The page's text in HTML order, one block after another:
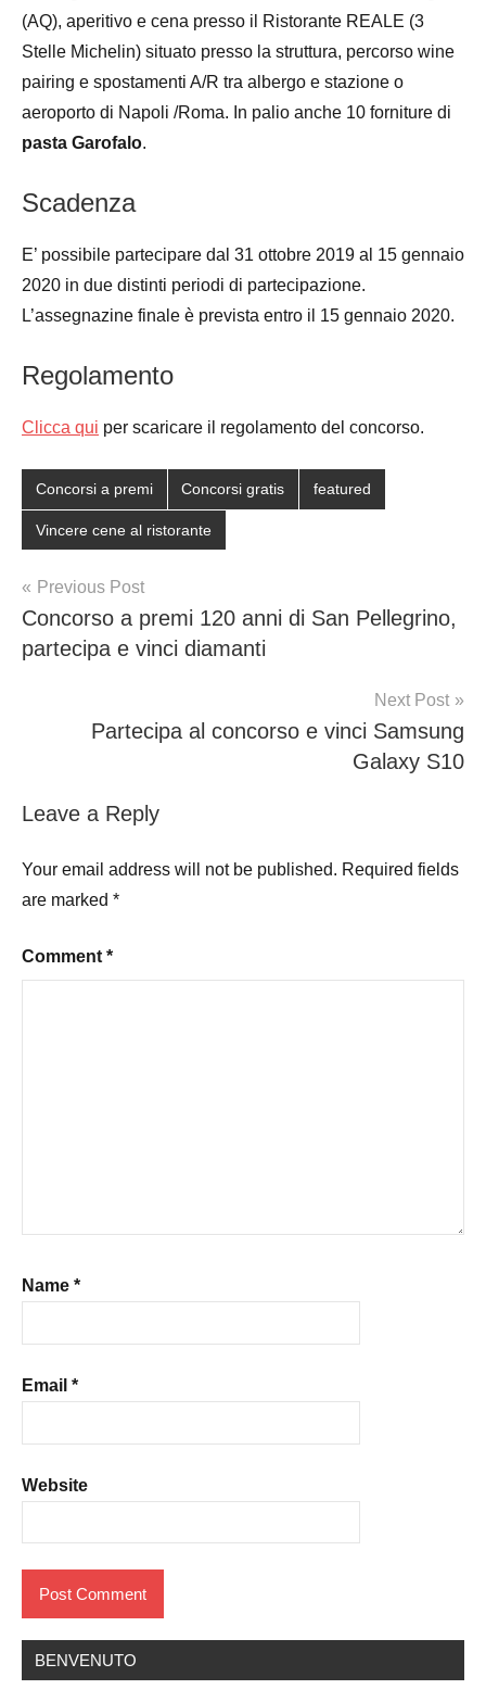
(AQ), aperitivo e cena presso il Ristorante REALE (3
Stelle Michelin) situato presso la struttura, percorso wine
pairing e spostamenti A/R tra albergo e stazione o
aeroporto di Napoli /Roma. In palio anche 10 forniture di
pasta Garofalo.
Scadenza
E’ possibile partecipare dal 31 ottobre 2019 al 15 gennaio
2020 in due distinti periodi di partecipazione.
L’assegnazine finale è prevista entro il 15 gennaio 2020.
Regolamento
Clicca qui per scaricare il regolamento del concorso.
Concorsi a premi Concorsi gratis featured
Vincere cene al ristorante
Post
navigation
Previous Post
Concorso a premi 120 anni di San Pellegrino,
partecipa e vinci diamanti
Next Post
Partecipa al concorso e vinci Samsung
Galaxy S10
Leave a Reply
Your email address will not be published. Required fields
are marked *
Comment *
Name *
Email *
Website
BENVENUTO